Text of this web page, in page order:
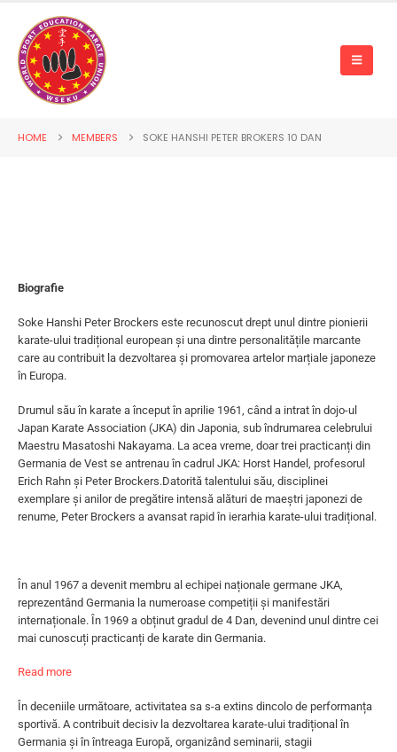
HOME MEMBERS SOKE HANSHI PETER BROKERS 10 DAN
Biografie
Soke Hanshi Peter Brockers este recunoscut drept unul dintre pionierii
karate-ului tradițional european și una dintre personalitățile marcante
care au contribuit la dezvoltarea și promovarea artelor marțiale japoneze
în Europa.
Drumul său în karate a început în aprilie 1961, când a intrat în dojo-ul
Japan Karate Association (JKA) din Japonia, sub îndrumarea celebrului
Maestru Masatoshi Nakayama. La acea vreme, doar trei practicanți din
Germania de Vest se antrenau în cadrul JKA: Horst Handel, profesorul
Erich Rahn și Peter Brockers.Datorită talentului său, disciplinei
exemplare și anilor de pregătire intensă alături de maeștri japonezi de
renume, Peter Brockers a avansat rapid în ierarhia karate-ului tradițional.
În anul 1967 a devenit membru al echipei naționale germane JKA,
reprezentând Germania la numeroase competiții și manifestări
internaționale. În 1969 a obținut gradul de 4 Dan, devenind unul dintre cei
mai cunoscuți practicanți de karate din Germania.
Read more
În deceniile următoare, activitatea sa s-a extins dincolo de performanța
sportivă. A contribuit decisiv la dezvoltarea karate-ului tradițional în
Germania și în întreaga Europă, organizând seminarii, stagii